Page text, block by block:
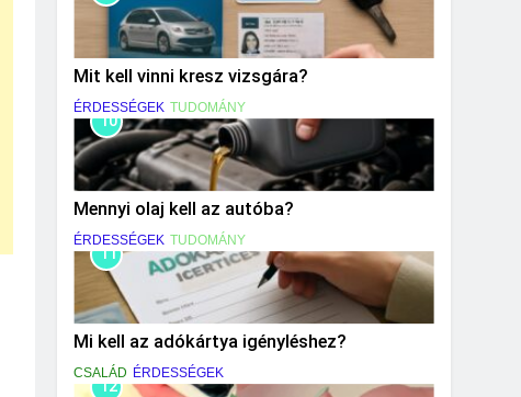
Mit kell vinni kresz vizsgára?
ÉRDESSÉGEK TUDOMÁNY
10
Mennyi olaj kell az autóba?
ÉRDESSÉGEK TUDOMÁNY
11
Mi kell az adókártya igényléshez?
CSALÁD ÉRDESSÉGEK
12